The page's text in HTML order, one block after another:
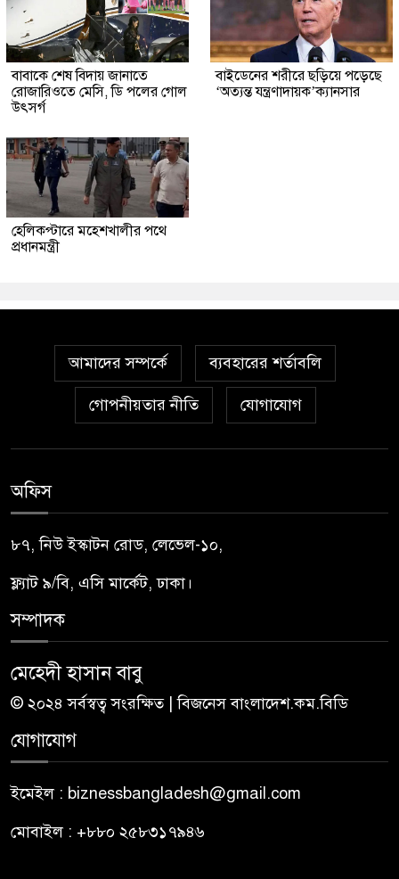
বাবাকে শেষ বিদায় জানাতে
রোজারিওতে মেসি, ডি পলের গোল
উৎসর্গ
বাইডেনের শরীরে ছড়িয়ে পড়েছে
‘অত্যন্ত যন্ত্রণাদায়ক’ক্যানসার
হেলিকপ্টারে মহেশখালীর পথে
প্রধানমন্ত্রী
আমাদের সম্পর্কে ব্যবহারের শর্তাবলি
গোপনীয়তার নীতি যোগাযোগ
অফিস
৮৭, নিউ ইস্কাটন রোড, লেভেল-১০,
ফ্ল্যাট ৯/বি, এসি মার্কেট, ঢাকা।
সম্পাদক
মেহেদী হাসান বাবু
© ২০২৪ সর্বস্বত্ব সংরক্ষিত | বিজনেস বাংলাদেশ.কম.বিডি
যোগাযোগ
ইমেইল : biznessbangladesh@gmail.com
মোবাইল : +৮৮০ ২৫৮৩১৭৯৪৬